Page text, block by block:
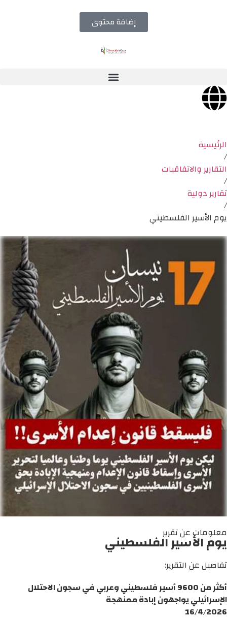
إضافة محتوى
الرئيسية
/
التقارير والاتفاقيات
/
تقارير دولية
/
يوم الأسير الفلسطيني
معلومات عن تقرير
يوم الأسير الفلسطيني
تفاصيل عن التقرير:
أكثر من 9600 أسير فلسطيني وعربي في سجون الاحتلال
الإسرائيلي يواجهون إبادة ممنهجة
16/4/2026